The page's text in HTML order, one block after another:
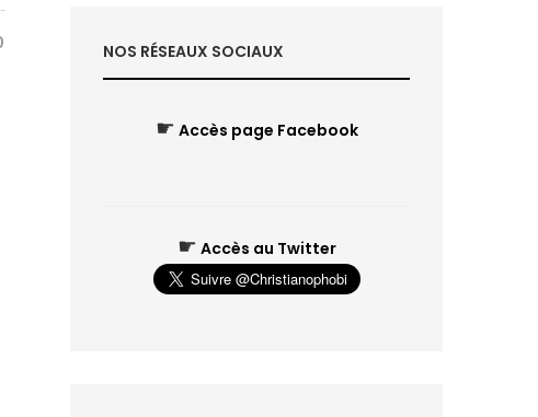
NOS RÉSEAUX SOCIAUX
☛ Accès page Facebook
☛ Accès au Twitter